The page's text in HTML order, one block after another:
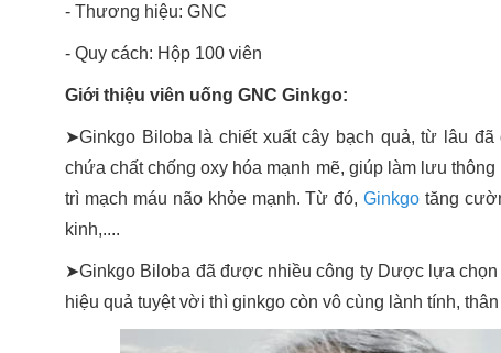
- Thương hiệu: GNC
- Quy cách: Hộp 100 viên
Giới thiệu viên uống GNC Ginkgo:
➤Ginkgo Biloba là chiết xuất cây bạch quả, từ lâu
chứa chất chống oxy hóa mạnh mẽ, giúp làm lưu
trì mạch máu não khỏe mạnh. Từ đó,Ginkgo tăng
kinh,....
➤Ginkgo Biloba đã được nhiều công ty Dược lựa
hiệu quả tuyệt vời thì ginkgo còn vô cùng lành tính,